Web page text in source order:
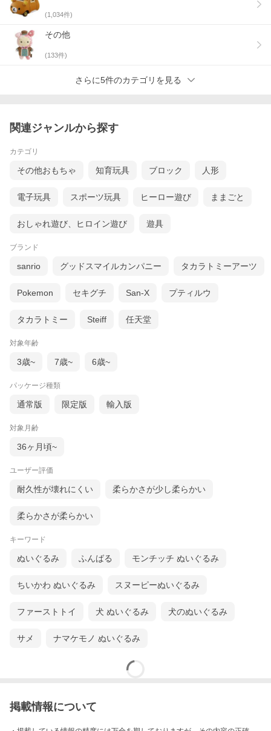
(1,034件)
その他
(133件)
さらに5件のカテゴリを見る
関連ジャンルから探す
カテゴリ
その他おもちゃ 知育玩具 ブロック 人形
電子玩具 スポーツ玩具 ヒーロー遊び ままごと
おしゃれ遊び、ヒロイン遊び 遊具
ブランド
sanrio グッドスマイルカンパニー タカラトミーアーツ
Pokemon セキグチ San-X プティルウ
タカラトミー Steiff 任天堂
対象年齢
3歳~ 7歳~ 6歳~
パッケージ種類
通常版 限定版 輸入版
対象月齢
36ヶ月頃~
ユーザー評価
耐久性が壊れにくい 柔らかさが少し柔らかい
柔らかさが柔らかい
キーワード
ぬいぐるみ ふんばる モンチッチ ぬいぐるみ
ちいかわ ぬいぐるみ スヌーピーぬいぐるみ
ファーストトイ 犬 ぬいぐるみ 犬のぬいぐるみ
サメ ナマケモノ ぬいぐるみ
掲載情報について